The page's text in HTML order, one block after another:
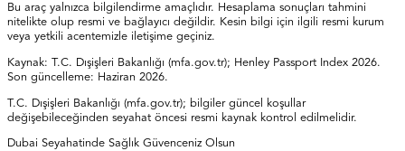
Bu araç yalnızca bilgilendirme amaçlıdır. Hesaplama sonuçları tahmini
nitelikte olup resmi ve bağlayıcı değildir. Kesin bilgi için ilgili resmi kurum
veya yetkili acentemizle iletişime geçiniz.
Kaynak: T.C. Dışişleri Bakanlığı (mfa.gov.tr); Henley Passport Index 2026.
Son güncelleme: Haziran 2026.
T.C. Dışişleri Bakanlığı (mfa.gov.tr); bilgiler güncel koşullar
değişebileceğinden seyahat öncesi resmi kaynak kontrol edilmelidir.
Dubai Seyahatinde Sağlık Güvenceniz Olsun